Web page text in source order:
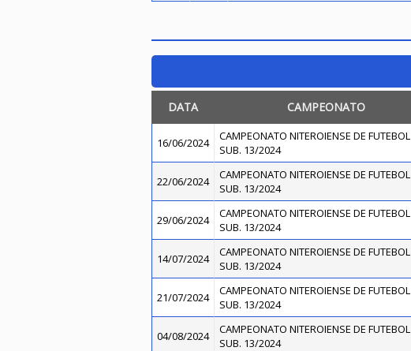
DATA CAMPEONATO
16/06/2024
CAMPEONATO NITEROIENSE DE FUTEBOL
SUB. 13/2024
22/06/2024
CAMPEONATO NITEROIENSE DE FUTEBOL
SUB. 13/2024
29/06/2024
CAMPEONATO NITEROIENSE DE FUTEBOL
SUB. 13/2024
14/07/2024
CAMPEONATO NITEROIENSE DE FUTEBOL
SUB. 13/2024
21/07/2024
CAMPEONATO NITEROIENSE DE FUTEBOL
SUB. 13/2024
04/08/2024
CAMPEONATO NITEROIENSE DE FUTEBOL
SUB. 13/2024